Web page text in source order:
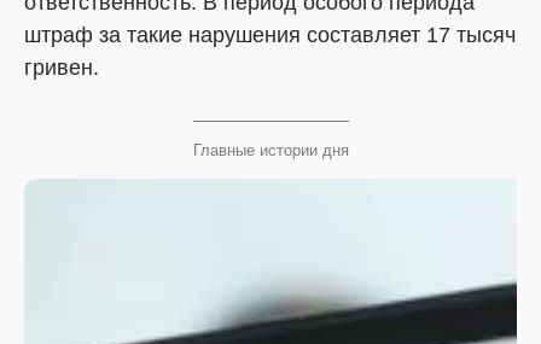
штраф за такие нарушения составляет 17 тысяч
гривен.
Главные истории дня